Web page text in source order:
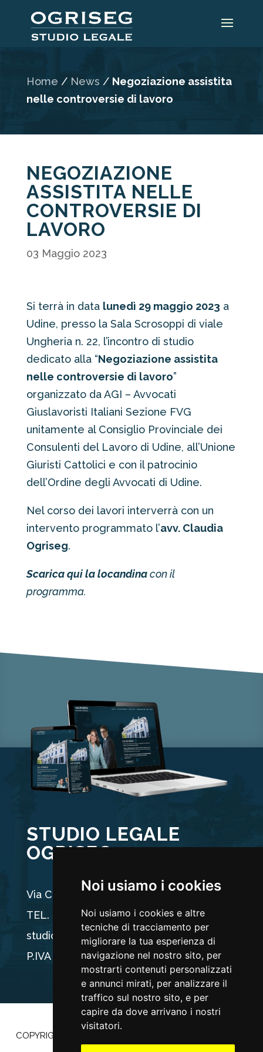
Noi usiamo i cookies
Noi usiamo i cookies e altre
tecniche di tracciamento per
migliorare la tua esperienza di
navigazione nel nostro sito, per
mostrarti contenuti personalizzati
e annunci mirati, per analizzare il
traffico sul nostro sito, e per
capire da dove arrivano i nostri
visitatori.
Home / News / Negoziazione assistita
nelle controversie di lavoro
NEGOZIAZIONE
ASSISTITA NELLE
CONTROVERSIE DI
LAVORO
03 Maggio 2023
Si terrà in data lunedì 29 maggio 2023 a
Udine, presso la Sala Scrosoppi di viale
Ungheria n. 22, l’incontro di studio
dedicato alla “Negoziazione assistita
nelle controversie di lavoro”
organizzato da AGI – Avvocati
Giuslavoristi Italiani Sezione FVG
unitamente al Consiglio Provinciale dei
Consulenti del Lavoro di Udine, all’Unione
Giuristi Cattolici e con il patrocinio
dell’Ordine degli Avvocati di Udine.
Nel corso dei lavori interverrà con un
intervento programmato l’avv. Claudia
Ogriseg.
Scarica qui la locandinacon il
programma.
STUDIO LEGALE
OGRISEG
Via Carducci 44, 33100 Udine
TEL. +39 0432 512704
studio@ogriseg.legal
P.IVA 02590960304
COPYRIGHT ©2022 |